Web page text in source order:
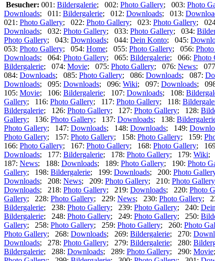
Besucher: 001: Bildergalerie; 002: Photo Gallery; 003: Photo
Downloads; 011: Bildergalerie; 012: Downloads; 013:
021: Photo Gallery; 022: Photo Gallery; 023: Photo Gallery;
Downloads; 032: Photo Gallery; 033: Photo Gallery; 034:
Photo Gallery; 043: Downloads; 044: Dein Konto; 045:
053: Photo Gallery; 054: Home; 055: Photo Gallery; 056:
Downloads; 064: Photo Gallery; 065: Bildergalerie; 066: Photo
Bildergalerie; 074: Movie; 075: Photo Gallery; 076: News;
084: Downloads; 085: Photo Gallery; 086: Downloads; 087:
Downloads; 095: Downloads; 096: Wiki; 097: Downloads;
105: Movie; 106: Bildergalerie; 107: Downloads; 108:
Gallery; 116: Photo Gallery; 117: Photo Gallery; 118:
Bildergalerie; 126: Photo Gallery; 127: Photo Gallery; 128:
Gallery; 136: Photo Gallery; 137: Downloads; 138:
Photo Gallery; 147: Downloads; 148: Downloads; 149:
Photo Gallery; 157: Photo Gallery; 158: Photo Gallery; 159:
166: Photo Gallery; 167: Photo Gallery; 168: Photo Gallery;
Downloads; 177: Bildergalerie; 178: Photo Gallery; 179: Wiki;
187: News; 188: Downloads; 189: Photo Gallery; 190: Photo
Gallery; 198: Bildergalerie; 199: Downloads; 200: Photo
Downloads; 208: News; 209: Photo Gallery; 210: Photo Gallery
Downloads; 218: Photo Gallery; 219: Downloads; 220: Photo
Gallery; 228: Photo Gallery; 229: News; 230: Photo Gallery;
Bildergalerie; 238: Photo Gallery; 239: Photo Gallery; 240:
Bildergalerie; 248: Photo Gallery; 249: Photo Gallery; 250:
Gallery; 258: Photo Gallery; 259: Photo Gallery; 260: Photo
Photo Gallery; 268: Downloads; 269: Bildergalerie; 270:
Downloads; 278: Photo Gallery; 279: Bildergalerie; 280:
Bildergalerie; 288: Downloads; 289: Photo Gallery; 290: Movie